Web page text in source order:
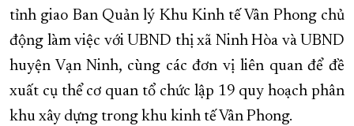
tỉnh giao Ban Quản lý Khu Kinh tế Vân Phong chủ
động làm việc với UBND thị xã Ninh Hòa và UBND
huyện Vạn Ninh, cùng các đơn vị liên quan để đề
xuất cụ thể cơ quan tổ chức lập 19 quy hoạch phân
khu xây dựng trong khu kinh tế Vân Phong.